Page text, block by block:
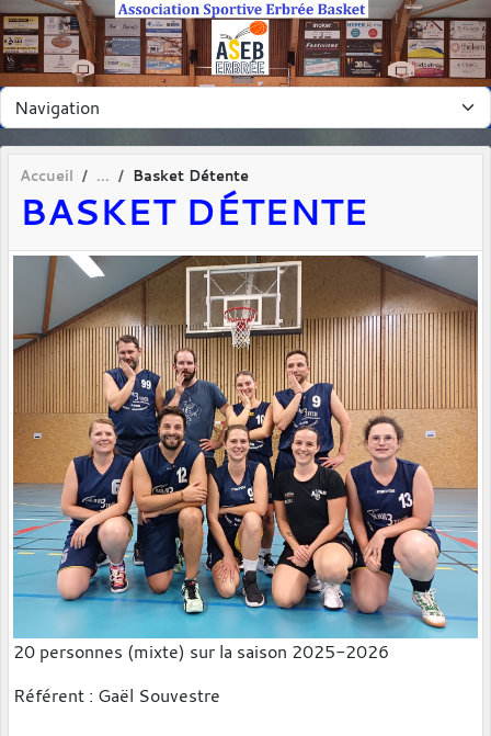
Accueil Basket Détente
BASKET DÉTENTE
20 personnes (mixte) sur la saison 2025-2026
Référent : Gaël Souvestre
Panneau de gestion des cookies